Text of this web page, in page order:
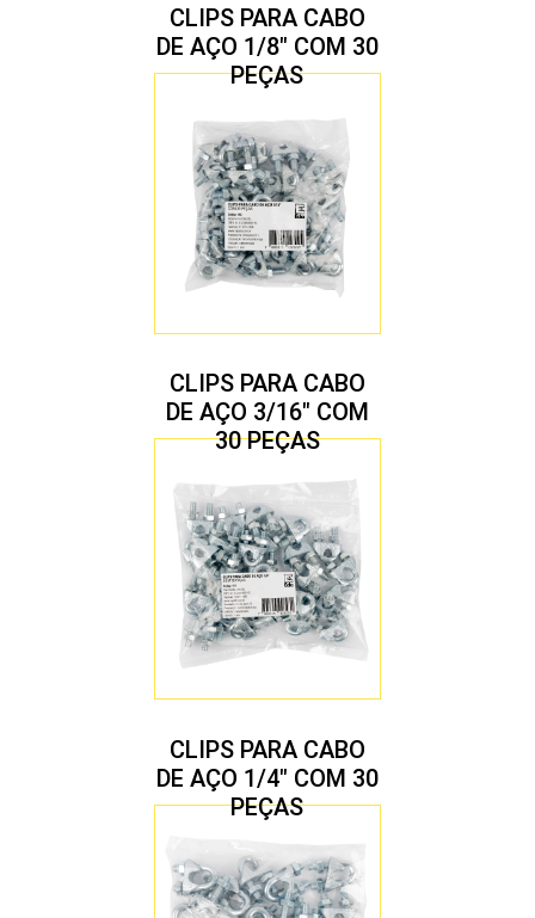
CLIPS PARA CABO
DE AÇO 1/8″ COM 30
PEÇAS
CLIPS PARA CABO
DE AÇO 3/16″ COM
30 PEÇAS
CLIPS PARA CABO
DE AÇO 1/4″ COM 30
PEÇAS